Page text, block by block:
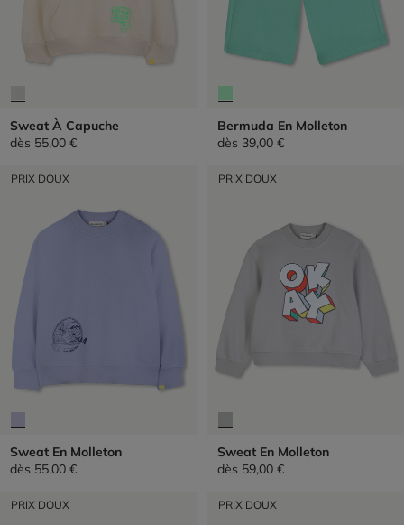
Sweat À Capuche
dès 55,00 €
Bermuda En Molleton
dès 39,00 €
PRIX DOUX
Sweat En Molleton
dès 55,00 €
PRIX DOUX
Sweat En Molleton
dès 59,00 €
PRIX DOUX PRIX DOUX